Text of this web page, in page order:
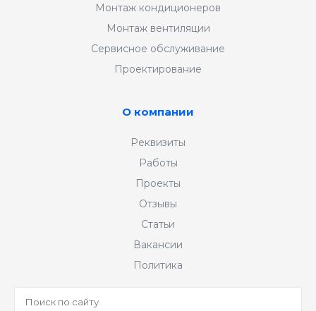
Монтаж кондиционеров
Монтаж вентиляции
Сервисное обслуживание
Проектирование
О компании
Реквизиты
Работы
Проекты
Отзывы
Статьи
Вакансии
Политика